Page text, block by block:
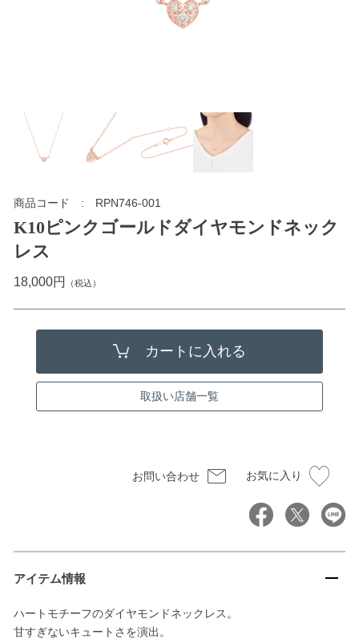
商品コード RPN746-001
K10ピンクゴールドダイヤモンドネック
レス
18,000円 （税込）
取扱い店舗一覧
お問い合わせ お気に入り
アイテム情報
ハートモチーフのダイヤモンドネックレス。
甘すぎないキュートさを演出。